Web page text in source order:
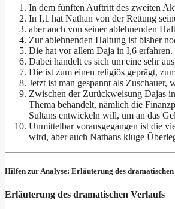
In dem fünften Auftritt des zweiten
In I,1 hat Nathan von der Rettung
aber auch von seiner ablehnenden
Zur ablehnenden Haltung ist bisher
Die hat vor allem Daja in I,6 erfahren.
Dabei handelt es sich um eine sehr
Die ist zum einen religiös geprägt,
Jetzt ist man gespannt als
Zwischen der Zurückweisung Dajas
Thema behandelt, nämlich die
Sultans entwickeln will, um an das
Unmittelbar vorausgegangen ist die
wird, aber auch Nathans kluge
Hilfen zur Analyse: Erläuterung des
Erläuterung des dramatischen Verlaufs